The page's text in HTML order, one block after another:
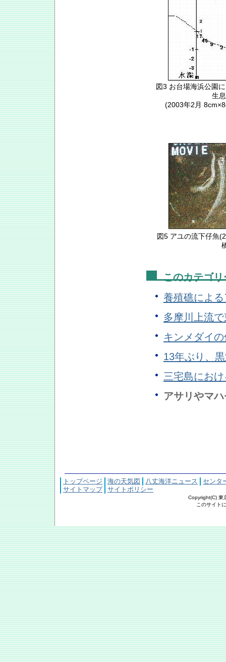
図3 お台場海浜公園
生
(2003年2月
図5 アユの流下仔魚
このカテゴ
養殖礁によ
多摩川上流
キンメダイ
13年ぶり、
三宅島にお
アサリやマ
トップページ 海の天気図 八丈海洋ニュース
センタ
サイトマップ
サイトポリシー
Copyright(C) 東
このサイトにおける文章・写真の著作権は